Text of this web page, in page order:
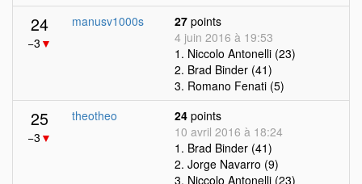
24
−3 ▼
manusv1000s 27 points
4 juin 2016 à 19:53
1. Niccolo Antonelli (23)
2. Brad Binder (41)
3. Romano Fenati (5)
25
−3 ▼
theotheo 24 points
10 avril 2016 à 18:24
1. Brad Binder (41)
2. Jorge Navarro (9)
3. Niccolo Antonelli (23)